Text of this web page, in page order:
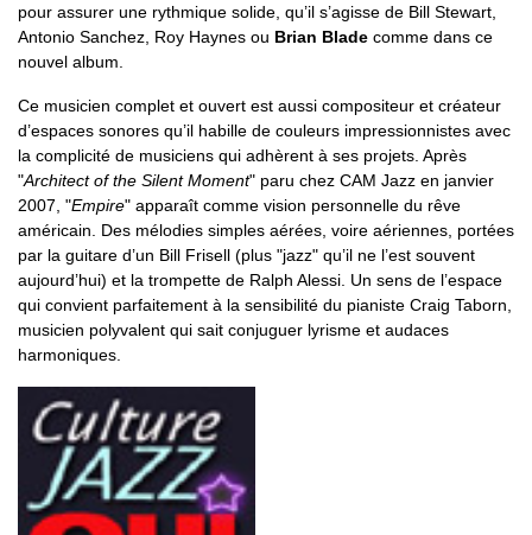
pour assurer une rythmique solide, qu’il s’agisse de Bill Stewart,
Antonio Sanchez, Roy Haynes ou Brian Blade comme dans ce
nouvel album.
Ce musicien complet et ouvert est aussi compositeur et créateur
d’espaces sonores qu’il habille de couleurs impressionnistes avec
la complicité de musiciens qui adhèrent à ses projets. Après
"Architect of the Silent Moment" paru chez CAM Jazz en janvier
2007, "Empire" apparaît comme vision personnelle du rêve
américain. Des mélodies simples aérées, voire aériennes, portées
par la guitare d’un Bill Frisell (plus "jazz" qu’il ne l’est souvent
aujourd’hui) et la trompette de Ralph Alessi. Un sens de l’espace
qui convient parfaitement à la sensibilité du pianiste Craig Taborn,
musicien polyvalent qui sait conjuguer lyrisme et audaces
harmoniques.